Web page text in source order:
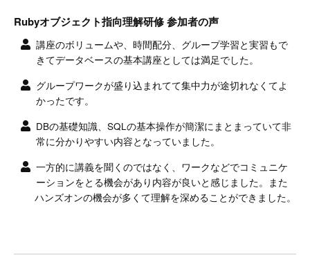
Rubyオブジェクト指向理解研修 参加者の声
講座のボリュームや、時間配分、グループ学習と実習もで
きてデータベースの基本講座としては満足でした。
グループワークが盛り込まれてて集中力が途切れなくてよ
かったです。
DBの基礎知識、SQLの基本操作が簡潔にまとまっていて非
常に分かりやすい内容となっていました。
一方的に講義を聞くのではなく、ワークなどでコミュニケ
ーションをとる機会があり内容が良いと感じました。また
ハンズオンの機会が多くて理解を深めることができました。